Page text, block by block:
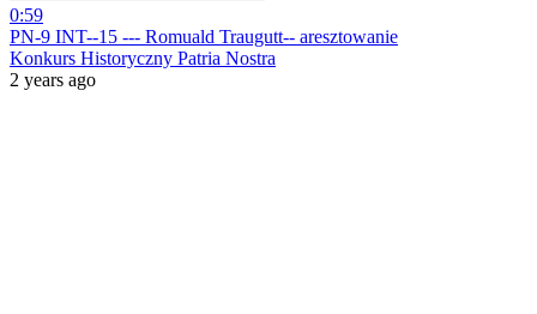
0:59
PN-9 INT--15 --- Romuald Traugutt-- aresztowanie
Konkurs Historyczny Patria Nostra
2 years ago